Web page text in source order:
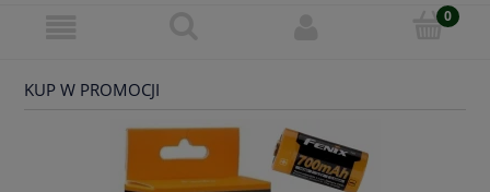
KUP W PROMOCJI